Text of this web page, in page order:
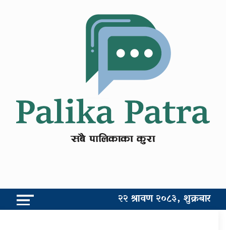
२२ श्रावण २०८३, शुक्रबार